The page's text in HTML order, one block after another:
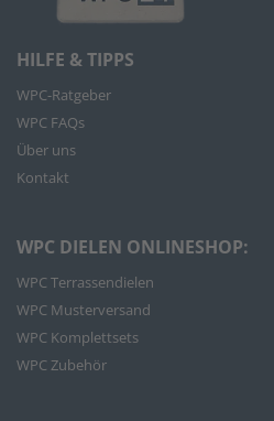
HILFE & TIPPS
WPC-Ratgeber
WPC FAQs
Über uns
Kontakt
WPC DIELEN ONLINESHOP:
WPC Terrassendielen
WPC Musterversand
WPC Komplettsets
WPC Zubehör